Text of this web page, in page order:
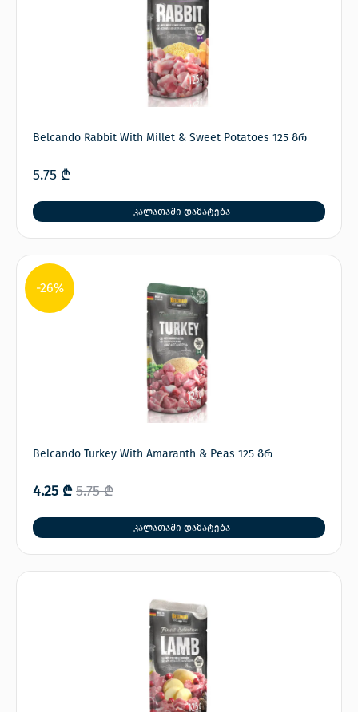
Belcando Rabbit With Millet & Sweet Potatoes 125 გრ
5.75 ₾
კალათაში დამატება
-26%
Belcando Turkey With Amaranth & Peas 125 გრ
5.75₾
4.25 ₾
კალათაში დამატება